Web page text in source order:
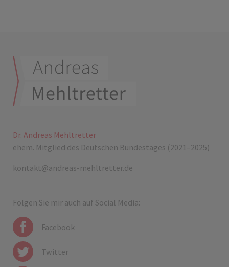
Dr. Andreas Mehltretter
ehem. Mitglied des Deutschen Bundestages (2021–2025)
kontakt@andreas-mehltretter.de
Folgen Sie mir auch auf Social Media:
Facebook
Twitter